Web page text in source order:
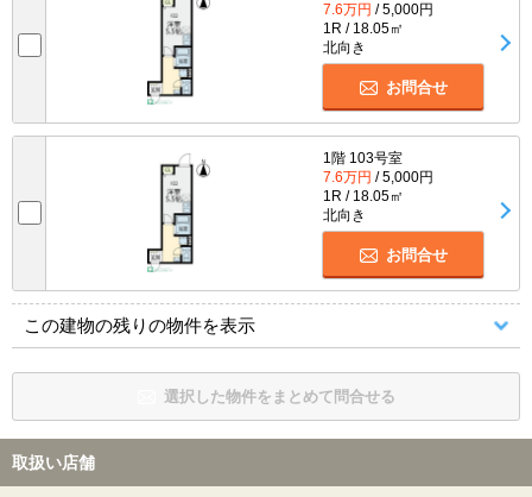
7.6万円 / 5,000円
1R / 18.05㎡
北向き
お問合せ
1階 103号室
7.6万円 / 5,000円
1R / 18.05㎡
北向き
お問合せ
この建物の残りの物件を表示
選択した物件をまとめて問合せる
取扱い店舗